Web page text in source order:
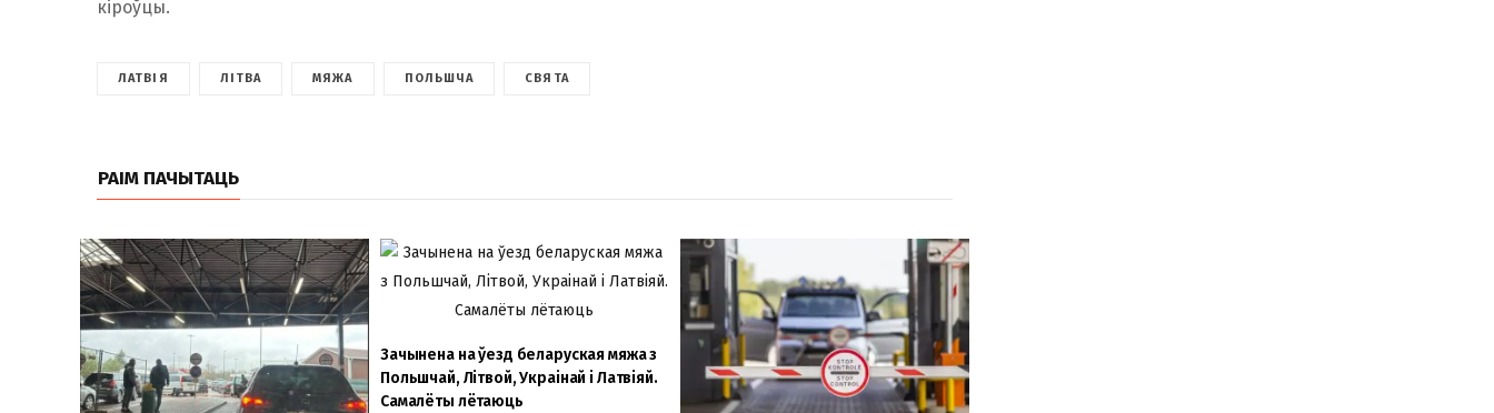
кіроўцы.
ЛАТВІЯ ЛІТВА МЯЖА ПОЛЬШЧА СВЯТА
РАІМ ПАЧЫТАЦЬ
Зачынена на ўезд беларуская мяжа з
Польшчай, Літвой, Украінай і Латвіяй.
Самалёты лётаюць